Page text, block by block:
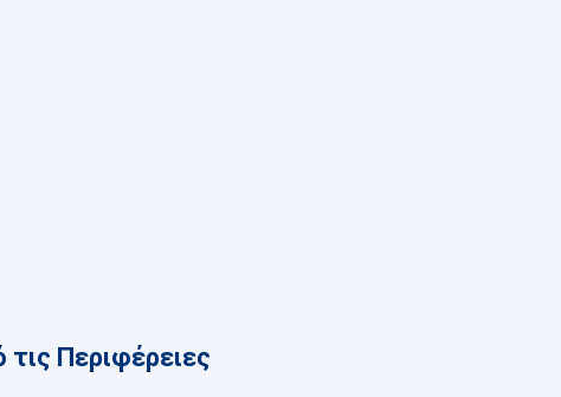
Περιφέρειες